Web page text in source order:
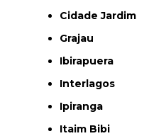
Cidade Jardim
Grajau
Ibirapuera
Interlagos
Ipiranga
Itaim Bibi